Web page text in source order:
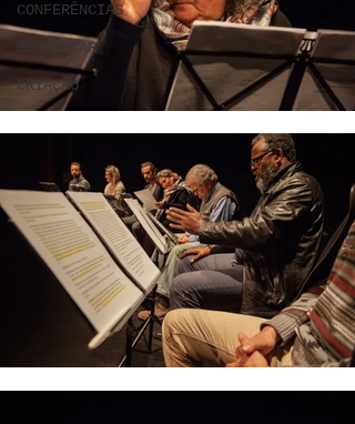
CONFERÊNCIAS
RECOMEÇAR
CRIAÇÃO